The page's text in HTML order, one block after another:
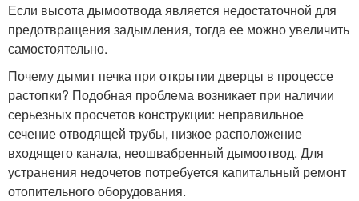
Если высота дымоотвода является недостаточной для
предотвращения задымления, тогда ее можно увеличить
самостоятельно.
Почему дымит печка при открытии дверцы в процессе
растопки? Подобная проблема возникает при наличии
серьезных просчетов конструкции: неправильное
сечение отводящей трубы, низкое расположение
входящего канала, неошвабренный дымоотвод. Для
устранения недочетов потребуется капитальный ремонт
отопительного оборудования.